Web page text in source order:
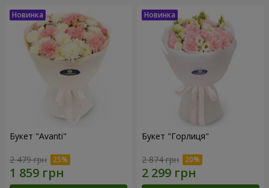
Букет "Avanti"
2 479 грн
Букет "Горлиця"
2 874 грн